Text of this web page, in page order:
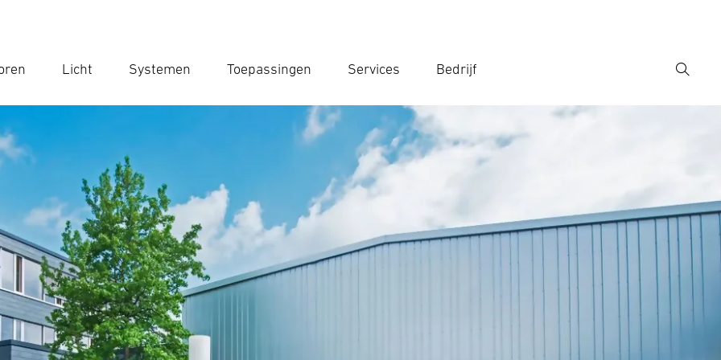
Licht Systemen Toepassingen Services Bedrijf
Zoek
Zoek
Voer een zoekterm in